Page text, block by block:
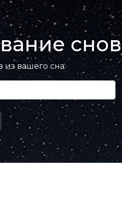
снов
из вашего сна: